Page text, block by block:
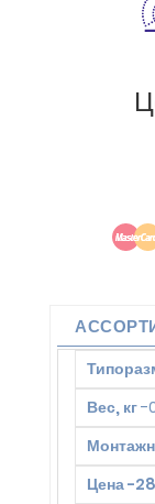
Вес, кг-
Цена-